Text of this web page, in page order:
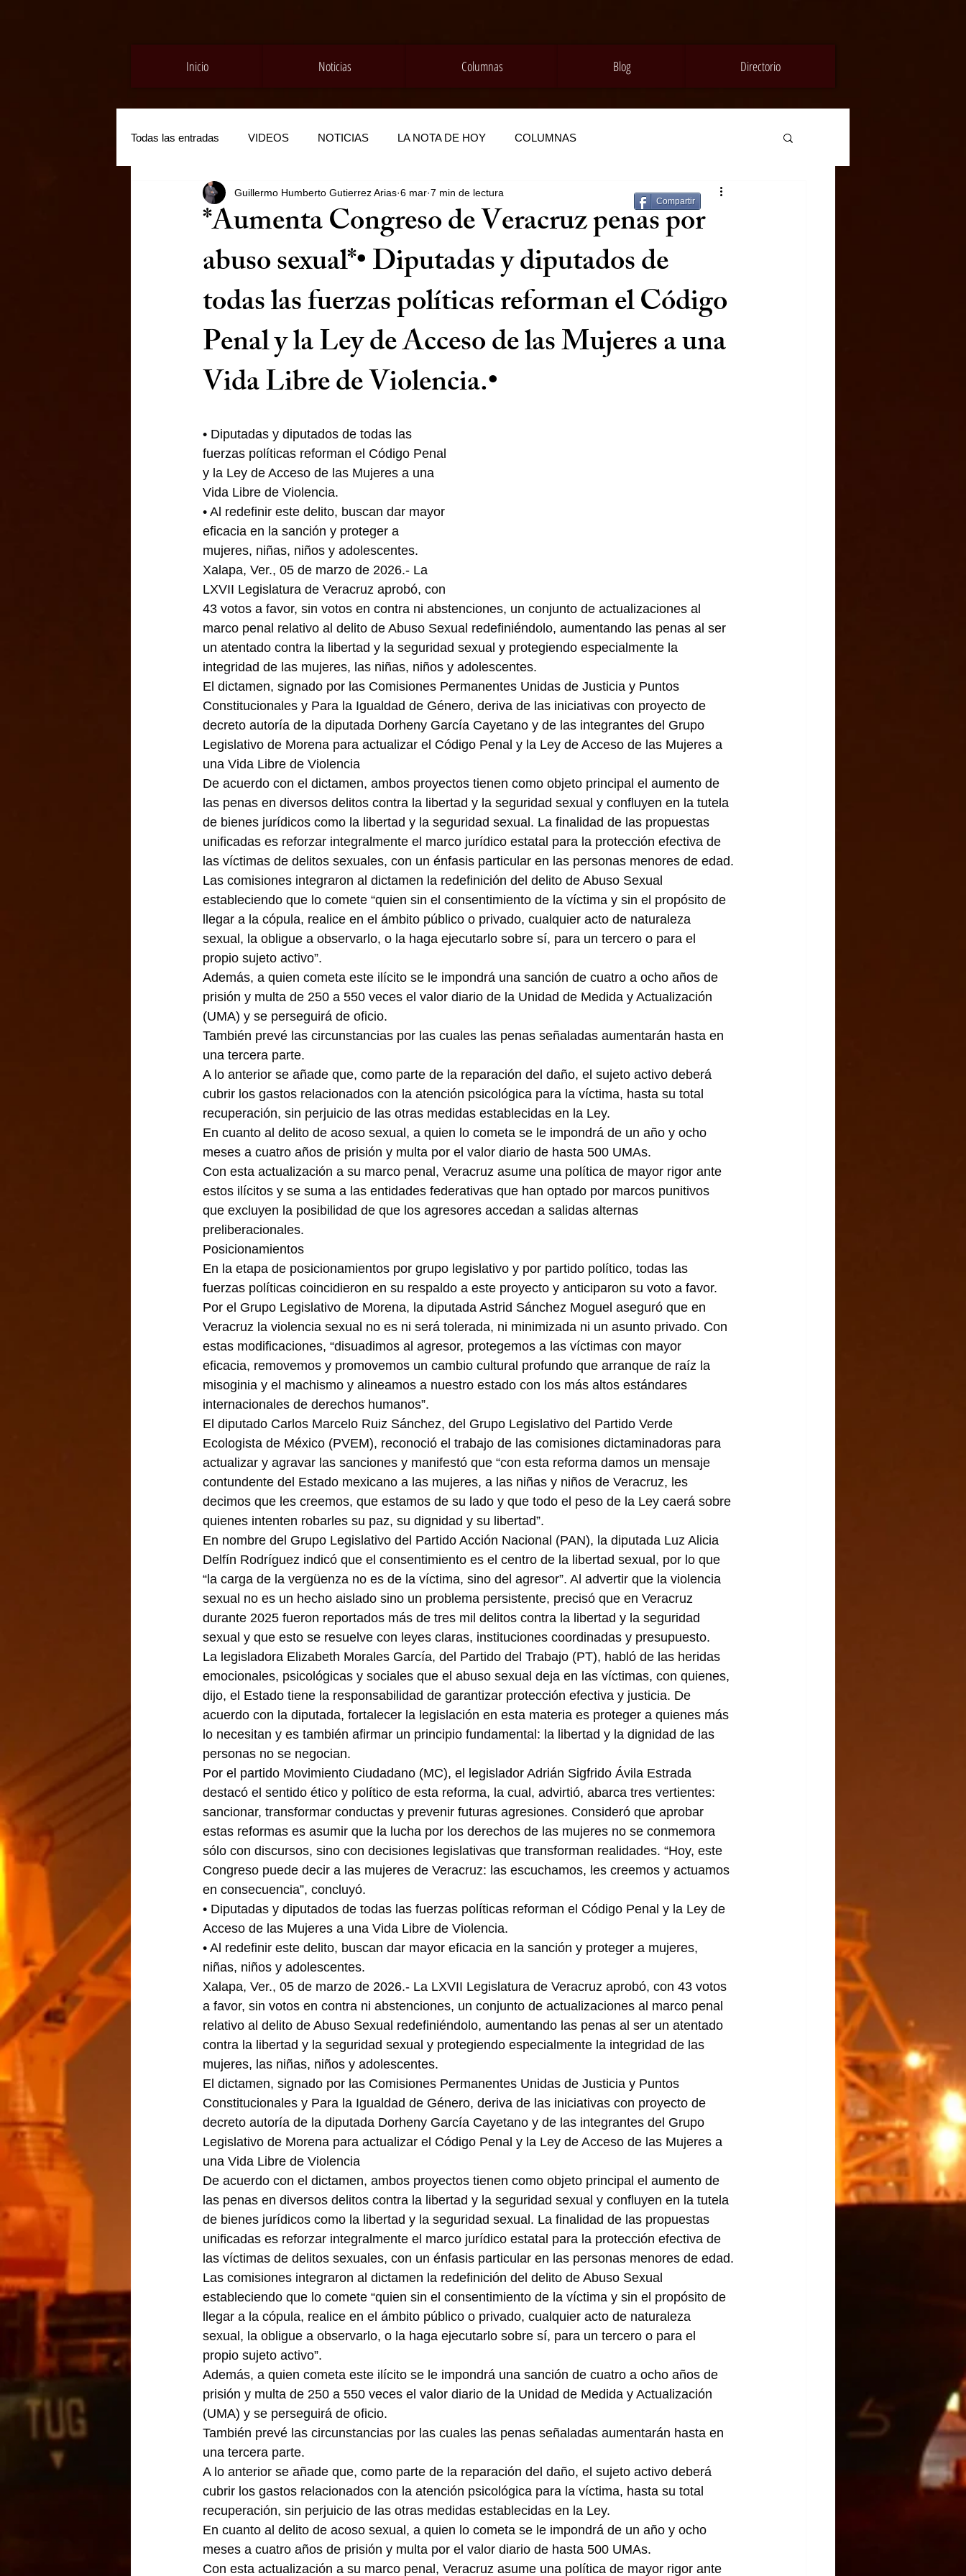
Inicio Noticias Columnas Blog Directorio
Todas las entradas VIDEOS NOTICIAS LA NOTA DE HOY COLUMNAS
*Aumenta Congreso de Veracruz penas por
abuso sexual*• Diputadas y diputados de
todas las fuerzas políticas reforman el Código
Penal y la Ley de Acceso de las Mujeres a una
Vida Libre de Violencia.•
Guillermo Humberto Gutierrez Arias 6 mar 7 min de lectura
• Diputadas y diputados de todas las
fuerzas políticas reforman el Código Penal
y la Ley de Acceso de las Mujeres a una
Vida Libre de Violencia.
• Al redefinir este delito, buscan dar mayor
eficacia en la sanción y proteger a
mujeres, niñas, niños y adolescentes.
Xalapa, Ver., 05 de marzo de 2026.- La
LXVII Legislatura de Veracruz aprobó, con
43 votos a favor, sin votos en contra ni abstenciones, un conjunto de actualizaciones al
marco penal relativo al delito de Abuso Sexual redefiniéndolo, aumentando las penas al ser
un atentado contra la libertad y la seguridad sexual y protegiendo especialmente la
integridad de las mujeres, las niñas, niños y adolescentes.
El dictamen, signado por las Comisiones Permanentes Unidas de Justicia y Puntos
Constitucionales y Para la Igualdad de Género, deriva de las iniciativas con proyecto de
decreto autoría de la diputada Dorheny García Cayetano y de las integrantes del Grupo
Legislativo de Morena para actualizar el Código Penal y la Ley de Acceso de las Mujeres a
una Vida Libre de Violencia
De acuerdo con el dictamen, ambos proyectos tienen como objeto principal el aumento de
las penas en diversos delitos contra la libertad y la seguridad sexual y confluyen en la tutela
de bienes jurídicos como la libertad y la seguridad sexual. La finalidad de las propuestas
unificadas es reforzar integralmente el marco jurídico estatal para la protección efectiva de
las víctimas de delitos sexuales, con un énfasis particular en las personas menores de edad.
Las comisiones integraron al dictamen la redefinición del delito de Abuso Sexual
estableciendo que lo comete “quien sin el consentimiento de la víctima y sin el propósito de
llegar a la cópula, realice en el ámbito público o privado, cualquier acto de naturaleza
sexual, la obligue a observarlo, o la haga ejecutarlo sobre sí, para un tercero o para el
propio sujeto activo”.
Además, a quien cometa este ilícito se le impondrá una sanción de cuatro a ocho años de
prisión y multa de 250 a 550 veces el valor diario de la Unidad de Medida y Actualización
(UMA) y se perseguirá de oficio.
También prevé las circunstancias por las cuales las penas señaladas aumentarán hasta en
una tercera parte.
A lo anterior se añade que, como parte de la reparación del daño, el sujeto activo deberá
cubrir los gastos relacionados con la atención psicológica para la víctima, hasta su total
recuperación, sin perjuicio de las otras medidas establecidas en la Ley.
En cuanto al delito de acoso sexual, a quien lo cometa se le impondrá de un año y ocho
meses a cuatro años de prisión y multa por el valor diario de hasta 500 UMAs.
Con esta actualización a su marco penal, Veracruz asume una política de mayor rigor ante
estos ilícitos y se suma a las entidades federativas que han optado por marcos punitivos
que excluyen la posibilidad de que los agresores accedan a salidas alternas
preliberacionales.
Posicionamientos
En la etapa de posicionamientos por grupo legislativo y por partido político, todas las
fuerzas políticas coincidieron en su respaldo a este proyecto y anticiparon su voto a favor.
Por el Grupo Legislativo de Morena, la diputada Astrid Sánchez Moguel aseguró que en
Veracruz la violencia sexual no es ni será tolerada, ni minimizada ni un asunto privado. Con
estas modificaciones, “disuadimos al agresor, protegemos a las víctimas con mayor
eficacia, removemos y promovemos un cambio cultural profundo que arranque de raíz la
misoginia y el machismo y alineamos a nuestro estado con los más altos estándares
internacionales de derechos humanos”.
El diputado Carlos Marcelo Ruiz Sánchez, del Grupo Legislativo del Partido Verde
Ecologista de México (PVEM), reconoció el trabajo de las comisiones dictaminadoras para
actualizar y agravar las sanciones y manifestó que “con esta reforma damos un mensaje
contundente del Estado mexicano a las mujeres, a las niñas y niños de Veracruz, les
decimos que les creemos, que estamos de su lado y que todo el peso de la Ley caerá sobre
quienes intenten robarles su paz, su dignidad y su libertad”.
En nombre del Grupo Legislativo del Partido Acción Nacional (PAN), la diputada Luz Alicia
Delfín Rodríguez indicó que el consentimiento es el centro de la libertad sexual, por lo que
“la carga de la vergüenza no es de la víctima, sino del agresor”. Al advertir que la violencia
sexual no es un hecho aislado sino un problema persistente, precisó que en Veracruz
durante 2025 fueron reportados más de tres mil delitos contra la libertad y la seguridad
sexual y que esto se resuelve con leyes claras, instituciones coordinadas y presupuesto.
La legisladora Elizabeth Morales García, del Partido del Trabajo (PT), habló de las heridas
emocionales, psicológicas y sociales que el abuso sexual deja en las víctimas, con quienes,
dijo, el Estado tiene la responsabilidad de garantizar protección efectiva y justicia. De
acuerdo con la diputada, fortalecer la legislación en esta materia es proteger a quienes más
lo necesitan y es también afirmar un principio fundamental: la libertad y la dignidad de las
personas no se negocian.
Por el partido Movimiento Ciudadano (MC), el legislador Adrián Sigfrido Ávila Estrada
destacó el sentido ético y político de esta reforma, la cual, advirtió, abarca tres vertientes:
sancionar, transformar conductas y prevenir futuras agresiones. Consideró que aprobar
estas reformas es asumir que la lucha por los derechos de las mujeres no se conmemora
sólo con discursos, sino con decisiones legislativas que transforman realidades. “Hoy, este
Congreso puede decir a las mujeres de Veracruz: las escuchamos, les creemos y actuamos
en consecuencia”, concluyó.
• Diputadas y diputados de todas las fuerzas políticas reforman el Código Penal y la Ley de
Acceso de las Mujeres a una Vida Libre de Violencia.
• Al redefinir este delito, buscan dar mayor eficacia en la sanción y proteger a mujeres,
niñas, niños y adolescentes.
Xalapa, Ver., 05 de marzo de 2026.- La LXVII Legislatura de Veracruz aprobó, con 43 votos
a favor, sin votos en contra ni abstenciones, un conjunto de actualizaciones al marco penal
relativo al delito de Abuso Sexual redefiniéndolo, aumentando las penas al ser un atentado
contra la libertad y la seguridad sexual y protegiendo especialmente la integridad de las
mujeres, las niñas, niños y adolescentes.
El dictamen, signado por las Comisiones Permanentes Unidas de Justicia y Puntos
Constitucionales y Para la Igualdad de Género, deriva de las iniciativas con proyecto de
decreto autoría de la diputada Dorheny García Cayetano y de las integrantes del Grupo
Legislativo de Morena para actualizar el Código Penal y la Ley de Acceso de las Mujeres a
una Vida Libre de Violencia
De acuerdo con el dictamen, ambos proyectos tienen como objeto principal el aumento de
las penas en diversos delitos contra la libertad y la seguridad sexual y confluyen en la tutela
de bienes jurídicos como la libertad y la seguridad sexual. La finalidad de las propuestas
unificadas es reforzar integralmente el marco jurídico estatal para la protección efectiva de
las víctimas de delitos sexuales, con un énfasis particular en las personas menores de edad.
Las comisiones integraron al dictamen la redefinición del delito de Abuso Sexual
estableciendo que lo comete “quien sin el consentimiento de la víctima y sin el propósito de
llegar a la cópula, realice en el ámbito público o privado, cualquier acto de naturaleza
sexual, la obligue a observarlo, o la haga ejecutarlo sobre sí, para un tercero o para el
propio sujeto activo”.
Además, a quien cometa este ilícito se le impondrá una sanción de cuatro a ocho años de
prisión y multa de 250 a 550 veces el valor diario de la Unidad de Medida y Actualización
(UMA) y se perseguirá de oficio.
También prevé las circunstancias por las cuales las penas señaladas aumentarán hasta en
una tercera parte.
A lo anterior se añade que, como parte de la reparación del daño, el sujeto activo deberá
cubrir los gastos relacionados con la atención psicológica para la víctima, hasta su total
recuperación, sin perjuicio de las otras medidas establecidas en la Ley.
En cuanto al delito de acoso sexual, a quien lo cometa se le impondrá de un año y ocho
meses a cuatro años de prisión y multa por el valor diario de hasta 500 UMAs.
Con esta actualización a su marco penal, Veracruz asume una política de mayor rigor ante
Compartir